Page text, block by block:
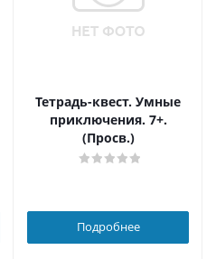
Тетрадь-квест. Умные
приключения. 7+.
(Просв.)
Подробнее